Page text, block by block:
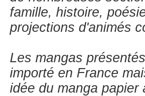
famille, histoire,
projections d'animés
Les mangas
importé en France
idée du manga papier